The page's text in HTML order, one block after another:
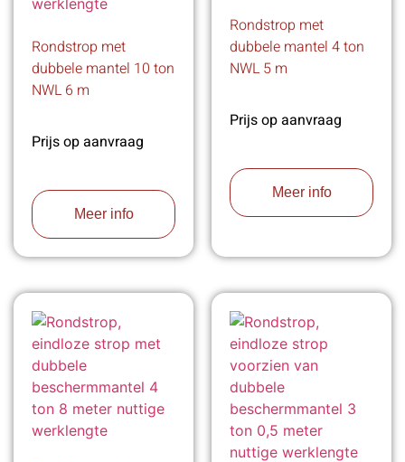
Rondstrop met
dubbele mantel 10 ton
NWL 6 m
Prijs op aanvraag
Meer info
Rondstrop met
dubbele mantel 4 ton
NWL 5 m
Prijs op aanvraag
Meer info